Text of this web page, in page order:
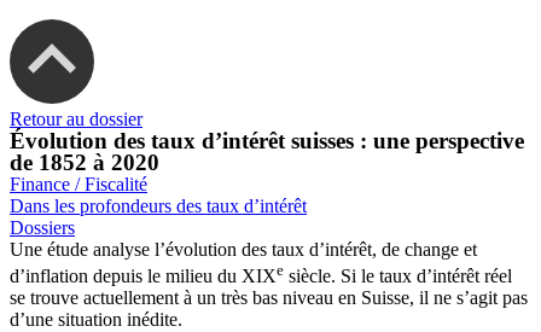
Retour au dossier
Évolution des taux d’intérêt suisses : une perspective
de 1852 à 2020
Finance / Fiscalité
Dans les profondeurs des taux d’intérêt
Dossiers
Une étude analyse l’évolution des taux d’intérêt, de change et
d’inflation depuis le milieu du XIXe siècle. Si le taux d’intérêt réel
se trouve actuellement à un très bas niveau en Suisse, il ne s’agit pas
d’une situation inédite.